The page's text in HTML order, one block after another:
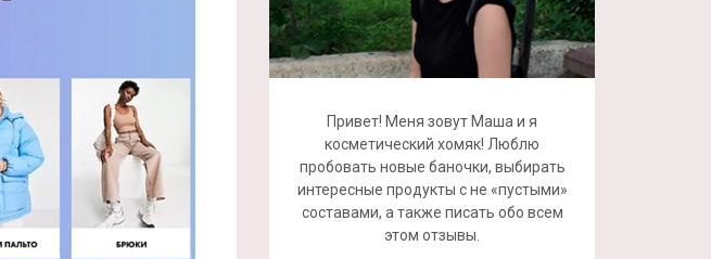
Привет! Меня зовут Маша и я
косметический хомяк! Люблю
пробовать новые баночки, выбирать
интересные продукты с не «пустыми»
составами, а также писать обо всем
этом отзывы.